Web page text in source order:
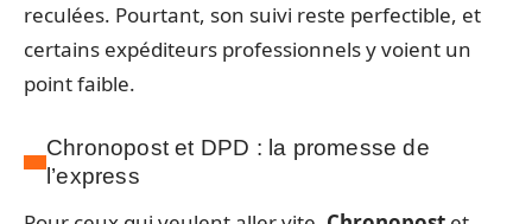
reculées. Pourtant, son suivi reste perfectible, et
certains expéditeurs professionnels y voient un
point faible.
Chronopost et DPD : la promesse de
l’express